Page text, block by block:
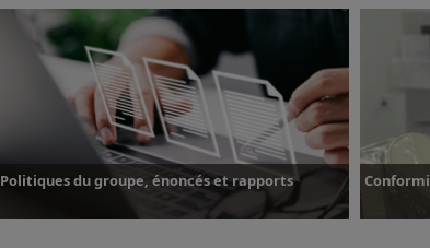
Plus d’informations Plus
Politiques du groupe, énoncés et rapports